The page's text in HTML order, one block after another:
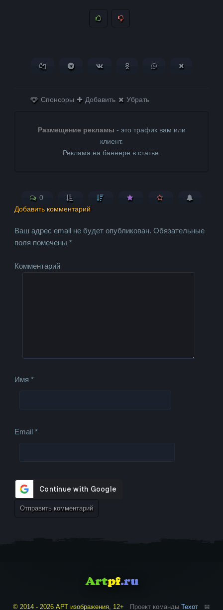
Копировать ссылкуПоделиться в Telegram
Поделиться ВКонтактеПоделиться в
Поделиться в
Спонсоры Добавить Убрать
Размещение рекламы - это трафик вам или
клиент.
Реклама на баннере в статье.
0
Добавить комментарий
Ваш адрес email не будет опубликован. Обязательные
поля помечены*
Комментарий
Имя*
Email*
© 2014 - 2026 АРТ изображения, 12+ Проект команды Техот 𝌴